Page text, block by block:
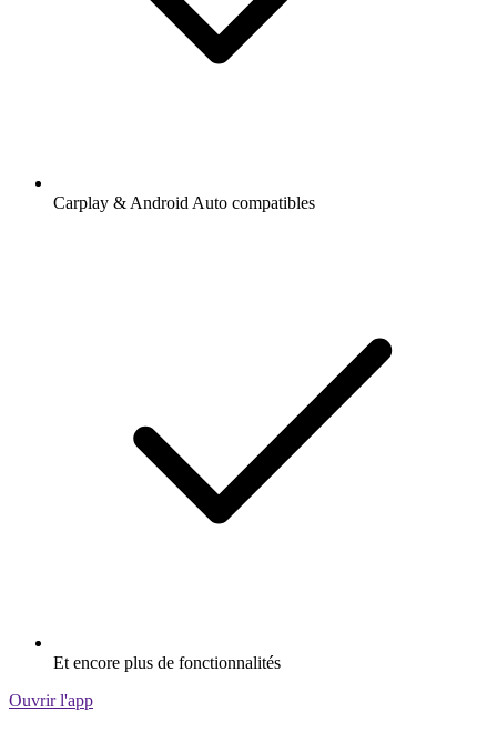
Carplay & Android Auto compatibles
Et encore plus de fonctionnalités
Ouvrir l'app